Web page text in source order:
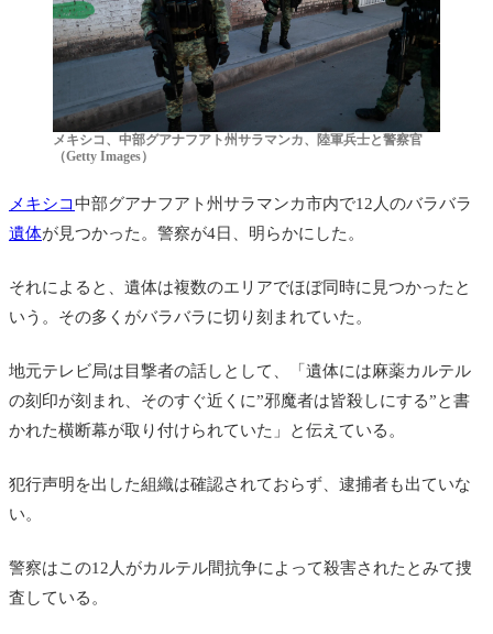
メキシコ、中部グアナフアト州サラマンカ、陸軍兵士と警察官
（Getty Images）
メキシコ中部グアナフアト州サラマンカ市内で12人のバラバラ
遺体が見つかった。警察が4日、明らかにした。
それによると、遺体は複数のエリアでほぼ同時に見つかったと
いう。その多くがバラバラに切り刻まれていた。
地元テレビ局は目撃者の話しとして、「遺体には麻薬カルテル
の刻印が刻まれ、そのすぐ近くに”邪魔者は皆殺しにする”と書
かれた横断幕が取り付けられていた」と伝えている。
犯行声明を出した組織は確認されておらず、逮捕者も出ていな
い。
警察はこの12人がカルテル間抗争によって殺害されたとみて捜
査している。